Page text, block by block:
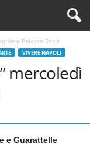
a Palazzo Ricca
VIVERE NAPOLI
mercoledì
e Guarattelle